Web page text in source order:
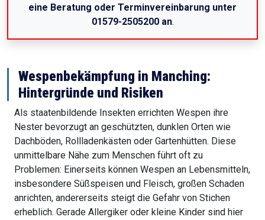
eine Beratung oder Terminvereinbarung unter
01579-2505200 an.
Wespenbekämpfung in Manching:
Hintergründe und Risiken
Als staatenbildende Insekten errichten Wespen ihre
Nester bevorzugt an geschützten, dunklen Orten wie
Dachböden, Rollladenkästen oder Gartenhütten. Diese
unmittelbare Nähe zum Menschen führt oft zu
Problemen: Einerseits können Wespen an Lebensmitteln,
insbesondere Süßspeisen und Fleisch, großen Schaden
anrichten, andererseits steigt die Gefahr von Stichen
erheblich. Gerade Allergiker oder kleine Kinder sind hier